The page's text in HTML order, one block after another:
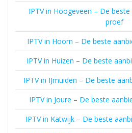
IPTV in Hoogeveen – De
proef
IPTV in Hoorn – De beste
IPTV in Huizen – De beste
IPTV in IJmuiden – De beste
IPTV in Joure – De beste
IPTV in Katwijk – De beste